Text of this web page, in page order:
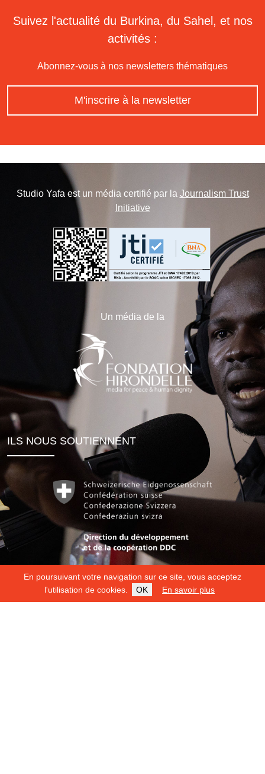
En poursuivant votre navigation sur ce site, vous acceptez
l'utilisation de cookies.
OK En savoir plus
Suivez l'actualité du Burkina, du Sahel, et nos
activités :
Abonnez-vous à nos newsletters thématiques
M'inscrire à la newsletter
Studio Yafa est un média certifié par la Journalism Trust
Initiative
Un média de la
ILS NOUS SOUTIENNENT